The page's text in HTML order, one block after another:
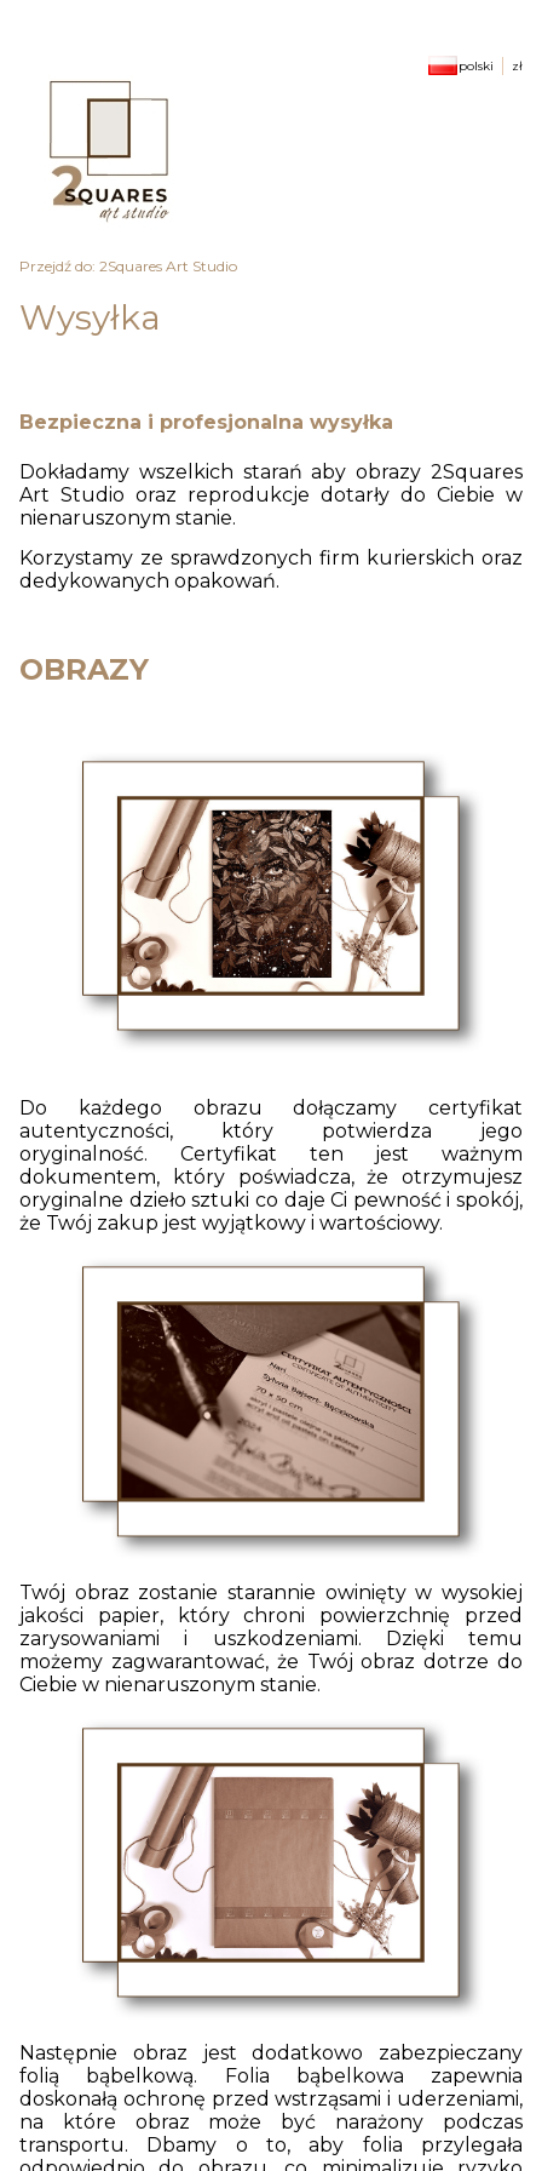
polski zł
Przejdź do: 2Squares Art Studio
Wysyłka
Bezpieczna i profesjonalna wysyłka
Dokładamy wszelkich starań aby obrazy 2Squares
Art Studio oraz reprodukcje dotarły do Ciebie w
nienaruszonym stanie.
Korzystamy ze sprawdzonych firm kurierskich oraz
dedykowanych opakowań.
OBRAZY
Do każdego obrazu dołączamy certyfikat
autentyczności, który potwierdza jego
oryginalność. Certyfikat ten jest ważnym
dokumentem, który poświadcza, że otrzymujesz
oryginalne dzieło sztuki co daje Ci pewność i spokój,
że Twój zakup jest wyjątkowy i wartościowy.
Twój obraz zostanie starannie owinięty w wysokiej
jakości papier, który chroni powierzchnię przed
zarysowaniami i uszkodzeniami. Dzięki temu
możemy zagwarantować, że Twój obraz dotrze do
Ciebie w nienaruszonym stanie.
Następnie obraz jest dodatkowo zabezpieczany
folią bąbelkową. Folia bąbelkowa zapewnia
doskonałą ochronę przed wstrząsami i uderzeniami,
na które obraz może być narażony podczas
transportu. Dbamy o to, aby folia przylegała